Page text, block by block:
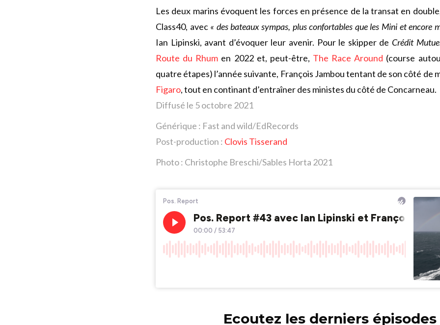
Les deux marins évoquent les forces en présence de la transat en
Class40, avec « des bateaux sympas, plus confortables que les Mini et encore
Ian Lipinski, avant d’évoquer leur avenir. Pour le skipper de Crédit
Route du Rhum en 2022 et, peut-être, The Race Around (course
quatre étapes) l’année suivante, François Jambou tentant de son côté de
Figaro, tout en continant d’entraîner des ministes du côté de Concarneau.
Diffusé le 5 octobre 2021
Générique : Fast and wild/EdRecords
Post-production : Clovis Tisserand
Photo : Christophe Breschi/Sables Horta 2021
Ecoutez les derniers épisodes